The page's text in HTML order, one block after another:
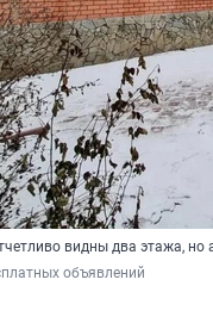
видны два этажа,
объявлений